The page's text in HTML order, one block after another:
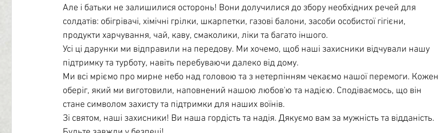
Але і батьки не залишилися осторонь! Вони долучилися до збору необхідних речей для
солдатів: обігрівачі, хімічні грілки, шкарпетки, газові балони, засоби особистої гігієни,
продукти харчування, чай, каву, смаколики, ліки та багато іншого.
Усі ці дарунки ми відправили на передову. Ми хочемо, щоб наші захисники відчували нашу
підтримку та турботу, навіть перебуваючи далеко від дому.
Ми всі мріємо про мирне небо над головою та з нетерпінням чекаємо нашої перемоги. Кожен
оберіг, який ми виготовили, наповнений нашою любов'ю та надією. Сподіваємось, що він
стане символом захисту та підтримки для наших воїнів.
Зі святом, наші захисники! Ви наша гордість та надія. Дякуємо вам за мужність та відданість.